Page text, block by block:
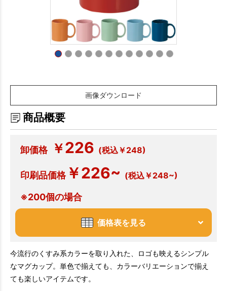
画像ダウンロード
商品概要
卸価格 ￥226 (税込￥248)
印刷品価格￥226~ (税込￥248~)
※200個の場合
価格表を見る
今流行のくすみ系カラーを取り入れた、ロゴも映えるシンプル
なマグカップ。単色で揃えても、カラーバリエーションで揃え
ても楽しいアイテムです。